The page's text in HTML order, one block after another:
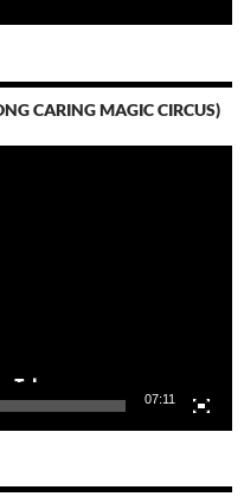
CARING MAGIC CIRCUS)
07:11